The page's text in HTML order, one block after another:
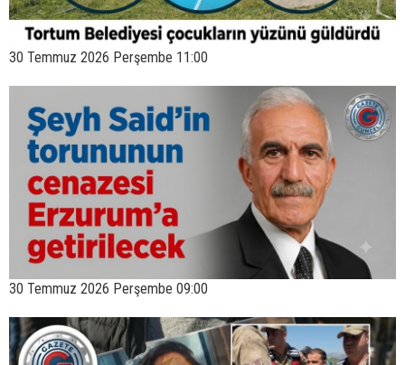
30 Temmuz 2026 Perşembe 11:00
30 Temmuz 2026 Perşembe 09:00